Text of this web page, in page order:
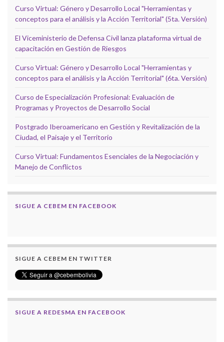
Curso Virtual: Género y Desarrollo Local "Herramientas y
conceptos para el análisis y la Acción Territorial" (5ta. Versión)
El Viceministerio de Defensa Civil lanza plataforma virtual de
capacitación en Gestión de Riesgos
Curso Virtual: Género y Desarrollo Local "Herramientas y
conceptos para el análisis y la Acción Territorial" (6ta. Versión)
Curso de Especialización Profesional: Evaluación de
Programas y Proyectos de Desarrollo Social
Postgrado Iberoamericano en Gestión y Revitalización de la
Ciudad, el Paisaje y el Territorio
Curso Virtual: Fundamentos Esenciales de la Negociación y
Manejo de Conflictos
SIGUE A CEBEM EN FACEBOOK
SIGUE A CEBEM EN TWITTER
SIGUE A REDESMA EN FACEBOOK